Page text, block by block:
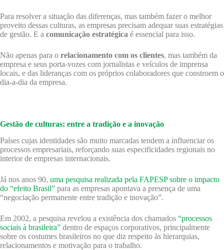
Para resolver a situação das diferenças, mas também fazer o melhor
proveito dessas culturas, as empresas precisam adequar suas estratégias
de gestão. E a comunicação estratégica é essencial para isso.
Não apenas para o relacionamento com os clientes, mas também da
empresa e seus porta-vozes com jornalistas e veículos de imprensa
locais, e das lideranças com os próprios colaboradores que constroem o
dia-a-dia da empresa.
Gestão de culturas: entre a tradição e a inovação
Países cujas identidades são muito marcadas tendem a influenciar os
processos empresariais, reforçando suas especificidades regionais no
interior de empresas internacionais.
Já nos anos 90, uma pesquisa realizada pela FAPESP sobre o impacto
do “efeito Brasil” para as empresas apontava a presença de uma
“negociação permanente entre tradição e inovação”.
Em 2002, a pesquisa revelou a existência dos chamados “processos
sociais à brasileira” dentro de espaços corporativos, principalmente
sobre os costumes brasileiros no que diz respeito às hierarquias,
relacionamentos e motivação para o trabalho.